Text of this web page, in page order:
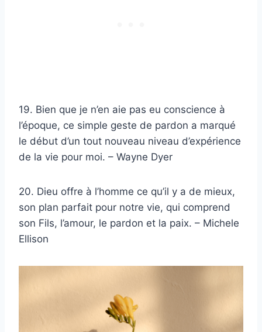
19. Bien que je n’en aie pas eu conscience à
l’époque, ce simple geste de pardon a marqué
le début d’un tout nouveau niveau d’expérience
de la vie pour moi. – Wayne Dyer
20. Dieu offre à l’homme ce qu’il y a de mieux,
son plan parfait pour notre vie, qui comprend
son Fils, l’amour, le pardon et la paix. – Michele
Ellison